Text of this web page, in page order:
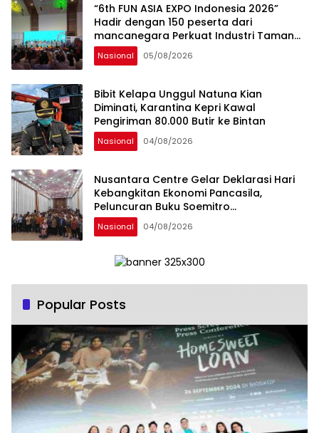
“6th FUN ASIA EXPO Indonesia 2026”
Hadir dengan 150 peserta dari
mancanegara Perkuat Industri Taman
Rekreasi dan Ekosistem Pariwisata di
Tanah Air
Nasional 05/08/2026
Bibit Kelapa Unggul Natuna Kian
Diminati, Karantina Kepri Kawal
Pengiriman 80.000 Butir ke Bintan
Nasional 04/08/2026
Nusantara Centre Gelar Deklarasi Hari
Kebangkitan Ekonomi Pancasila,
Peluncuran Buku Soemitro
Djojohadikusumo Anti Penjajahan
(Pergolakan Ekonomi Politik Indonesia) &
Undang Perekonomian Nasional dan
Bangsa Menuju Indonesia Emas 2045”,
Nasional 04/08/2026
Popular Posts